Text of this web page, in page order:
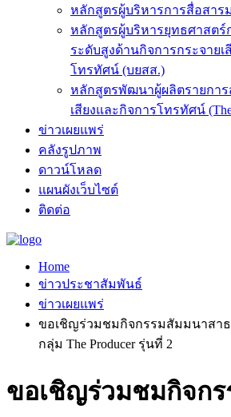
หลักสูตรผู้บริหารการสื่อสาร
หลักสูตรผู้บริหารยุทธศาสต
ระดับสูงด้านกิจการกระจายเ
โทรทัศน์ (บยสส.)
หลักสูตรพัฒนาผู้ผลิตรายการ
เสียงและกิจการโทรทัศน์ (The
ข่าวเผยแพร่
คลังรูปภาพ
ดาวน์โหลด
แผนผังเว็บไซต์
ติดต่อ
Home
ข่าวประชาสัมพันธ์
ข่าวเผยแพร่
ขอเชิญร่วมชมกิจกรรมสัมมนาสา
กลุ่ม The Producer รุ่นที่ 2
ขอเชิญร่วมชมกิจก